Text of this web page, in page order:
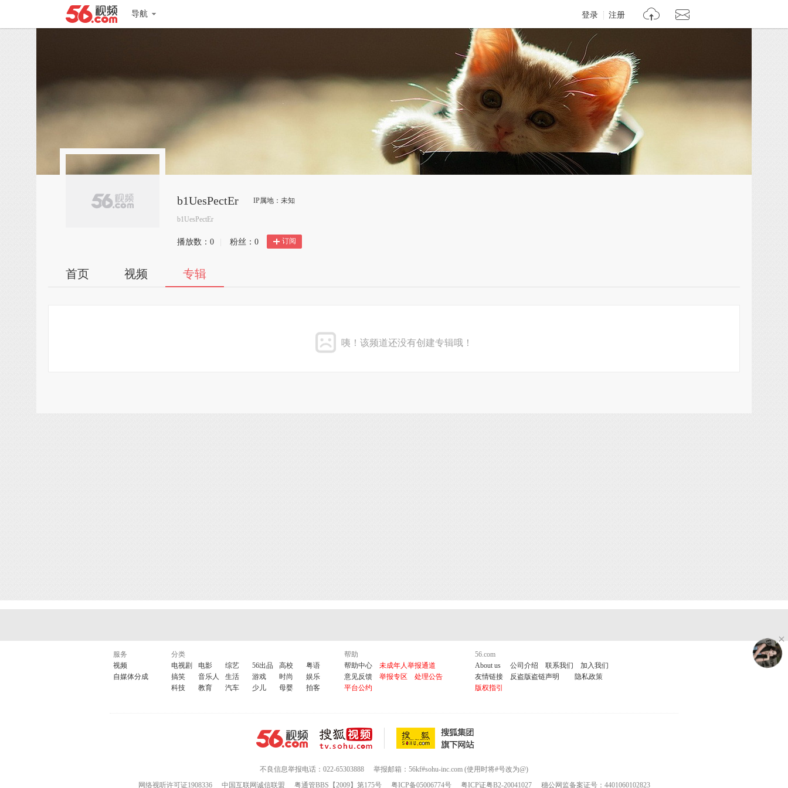
导航 登录 注册
b1UesPectEr IP属地：未知
b1UesPectEr
播放数： 0 粉丝： 0 订阅
首页 视频 专辑
咦！该频道还没有创建专辑哦！
服务
视频
自媒体分成
分类
电视剧
电影 综艺 56出品 高校
粤语
搞笑
音乐人 生活 游戏 时尚
娱乐
科技
教育 汽车 少儿 母婴 拍客
帮助
帮助中心
未成年人举报通道
意见反馈
举报专区
处理公告
平台公约
56.com
About us
公司介绍 联系我们
加入我们
友情链接
反盗版盗链声明
隐私政策
版权指引
不良信息举报电话：022-65303888
举报邮箱：56kf#sohu-inc.com (使用时将#号改为@)
网络视听许可证1908336
中国互联网诚信联盟 粤通管BBS【2009】第175号 粤ICP备05006774号 粤ICP证粤B2-20041027 穗公网监备案证号：4401060102823